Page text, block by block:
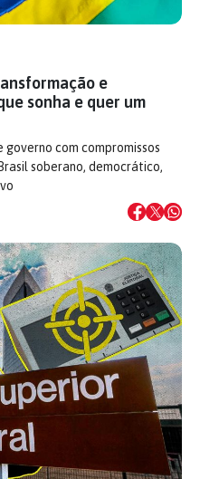
e
sonha e quer um
com compromissos
soberano, democrático,